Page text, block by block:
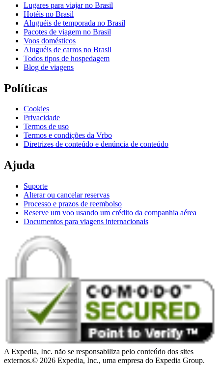
Lugares para viajar no Brasil
Hotéis no Brasil
Aluguéis de temporada no Brasil
Pacotes de viagem no Brasil
Voos domésticos
Aluguéis de carros no Brasil
Todos tipos de hospedagem
Blog de viagens
Políticas
Cookies
Privacidade
Termos de uso
Termos e condições da Vrbo
Diretrizes de conteúdo e denúncia de conteúdo
Ajuda
Suporte
Alterar ou cancelar reservas
Processo e prazos de reembolso
Reserve um voo usando um crédito da companhia aérea
Documentos para viagens internacionais
A Expedia, Inc. não se responsabiliza pelo conteúdo dos sites
externos.© 2026 Expedia, Inc., uma empresa do Expedia Group.